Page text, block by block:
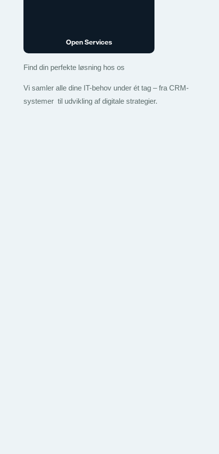
Open Services
Find din perfekte løsning hos os
Vi samler alle dine IT-behov under ét tag – fra CRM-
systemer til udvikling af digitale strategier.